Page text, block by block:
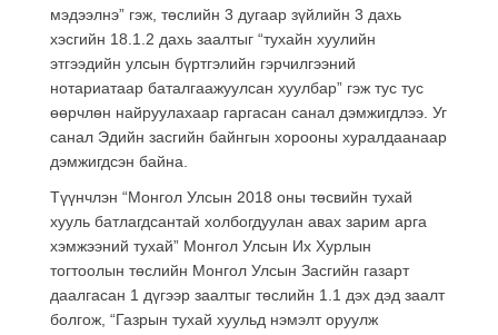
мэдээлнэ” гэж, төслийн 3 дугаар зүйлийн 3 дахь
хэсгийн 18.1.2 дахь заалтыг “тухайн хуулийн
этгээдийн улсын бүртгэлийн гэрчилгээний
нотариатаар баталгаажуулсан хуулбар” гэж тус тус
өөрчлөн найруулахаар гаргасан санал дэмжигдлээ. Уг
санал Эдийн засгийн байнгын хорооны хуралдаанаар
дэмжигдсэн байна.
Түүнчлэн “Монгол Улсын 2018 оны төсвийн тухай
хууль батлагдсантай холбогдуулан авах зарим арга
хэмжээний тухай” Монгол Улсын Их Хурлын
тогтоолын төслийн Монгол Улсын Засгийн газарт
даалгасан 1 дүгээр заалтыг төслийн 1.1 дэх дэд заалт
болгож, “Газрын тухай хуульд нэмэлт оруулж